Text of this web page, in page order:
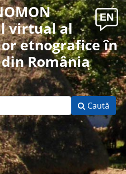
virtual al
etnografice în
România
Caută